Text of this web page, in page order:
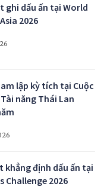
ghi dấu ấn tại World
2026
lập kỳ tích tại Cuộc
năng Thái Lan
khẳng định dấu ấn tại
Challenge 2026